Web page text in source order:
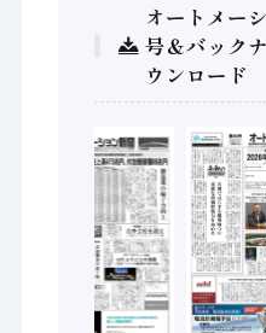
オートメー
号＆バック
ウンロード